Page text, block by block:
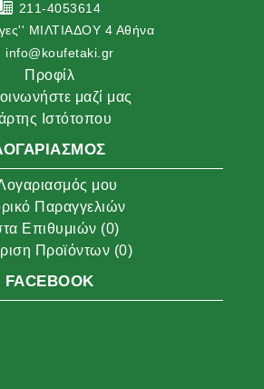
211-4053614
ΜΙΛΤΙΑΔΟΥ 4 Αθήνα
info@koufetaki.gr
Προφίλ
μαζί μας
Ιστότοπου
μου
Παραγγελιών
Επιθυμιών (0)
Προϊόντων (0)
FACEBOOK